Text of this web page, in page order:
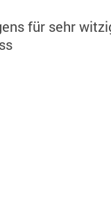
für sehr